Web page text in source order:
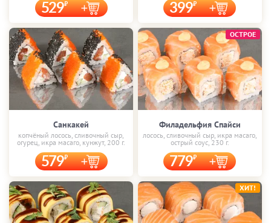
529 399
Санкакей
копчёный лосось, сливочный сыр,
огурец, икра масаго, кунжут, 200 г.
579
Филадельфия Спайси
лосось, сливочный сыр, икра масаго,
острый соус, 230 г.
779
ОСТРОЕ
ХИТ!